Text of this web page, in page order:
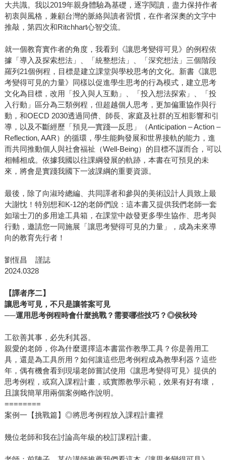
大共識。我以2019年親身體驗為基礎，逐字閱讀，盡力保持作者
初衷與風格，兼顧台灣的脈絡與讀者習慣，在作者深奧的文字中
推敲，第四次和Ritchhart心智交流。
就一個教育實作者的角度，我看到《讓思考變得可見》的例程依
據「導入及探索想法」、「統整想法」、「深究想法」三個階段
羅列21個例程，目標是建立課堂與學校思考的文化。新書《讓思
考變得可見的力量》同樣以促進學生思考的行為模式，建立思考
文化為目標，改用「投入與人互動」、「投入想法探索」、「投
入行動」區分為三類例程，但超越個人思考，更加偏重協作與行
動，和OECD 2030透過同儕、師長、家庭及社群的互相影響和引
導，以及不斷經歷「預見—實踐—反思」（Anticipation – Action –
Reflection, AAR）的循環，學生能夠發展和世界接軌的能力，進
而共同推動個人與社會福祉（Well-Being）的目標不謀而合，可以
相輔相成。依據我國以往課綱發展的軌跡，本書在可預見的未
來，將會是實踐我國下一波課綱的重要資源。
最後，除了向淑玲總編、共同譯者和參與的美術設計人員致上最
大謝忱！特別想和K-12的老師們說：這本書又提供我們老師一套
如瑞士刀的多用途工具箱，在課堂中啟發更多學生協作、思考與
行動，邀請您一同施展「讓思考變得可見的力量」，成為未來導
向的教育先行者！
劉恆昌 謹誌
2024.0328
【譯者序二】
讓思考可見，不只是讓答案可見
──運用思考例程時會什麼挑戰？需要哪些技巧？◎侯秋玲
工欲善其事，必先利其器。
親愛的老師，你為什麼選擇這本書當作教學工具？你是善用工
具，還是為工具所用？如何讓這些思考例程成為教學利器？這些
年，偶有機會看到現場老師嘗試使用《讓思考變得可見》提供的
思考例程，或寫入課程計畫，或實際教學示範，效果有好有壞，
且讓我簡單用兩個案例略作說明。
========
案例一【挑戰篇】◎將思考例程放入課程計畫裡
幾位老師和我在討論高年級的校訂課程計畫。